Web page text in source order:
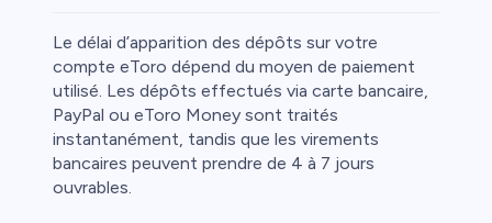
Le délai d’apparition des dépôts sur votre
compte eToro dépend du moyen de paiement
utilisé. Les dépôts effectués via carte bancaire,
PayPal ou eToro Money sont traités
instantanément, tandis que les virements
bancaires peuvent prendre de 4 à 7 jours
ouvrables.